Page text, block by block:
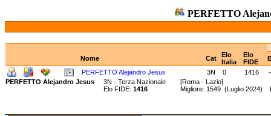
PERFETTO
Nome Cat
Elo
Italia
Elo
FIDE
PERFETTO Alejandro Jesus
3N 0 1416
-
PERFETTO Alejandro Jesus
3N - Terza Nazionale [Roma - Lazio]
Elo FIDE: 1416 Migliore: 1549 (Luglio 2024)